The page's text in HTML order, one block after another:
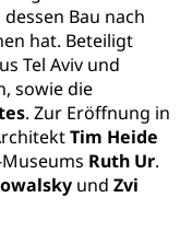
Bau nach
hat. Beteiligt
Tel Aviv und
sowie die
. Zur Eröffnung in
Tim Heide
Ruth Ur.
und Zvi